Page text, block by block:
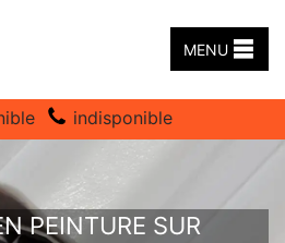
MENU
indisponible
PEINTURE SUR